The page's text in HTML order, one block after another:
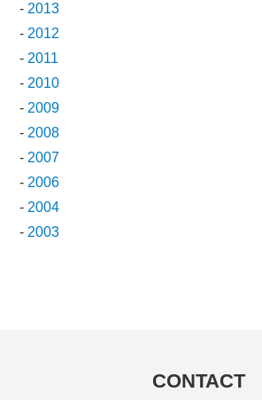
- 2013
- 2012
- 2011
- 2010
- 2009
- 2008
- 2007
- 2006
- 2004
- 2003
CONTACT